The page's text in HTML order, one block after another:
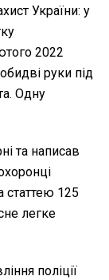
України: у
2022
руки під
Одну
та написав
статтею 125
легке
поліції